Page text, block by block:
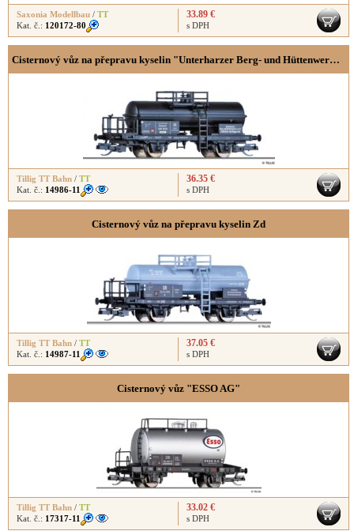
Saxonia Modellbau / TT
Kat. č.: 120172-80
33.89 €
s DPH
Cisternový vůz na přepravu kyselin "Unterharzer Berg- und Hüttenwerke GmbH"
Tillig TT Bahn / TT
Kat. č.: 14986-11
36.35 €
s DPH
Cisternový vůz na přepravu kyselin Zd
Tillig TT Bahn / TT
Kat. č.: 14987-11
37.05 €
s DPH
Cisternový vůz "ESSO AG"
Tillig TT Bahn / TT
Kat. č.: 17317-11
33.02 €
s DPH